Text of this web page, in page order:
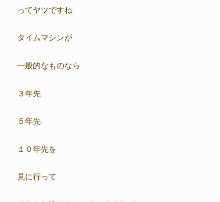
ってヤツですね
タイムマシンが
一般的なものなら
３年先
５年先
１０年先を
見に行って